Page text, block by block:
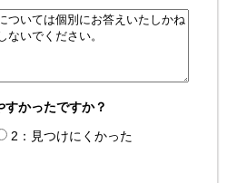
かったですか？
2：見つけにくかった